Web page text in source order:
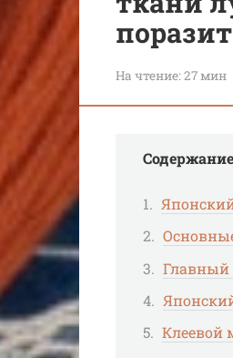
На чтение:27 мин
Содержание
Главный
Клеевой